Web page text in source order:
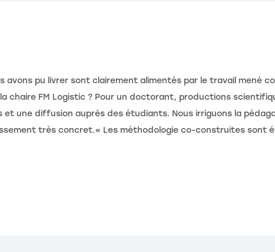
avons pu livrer sont clairement alimentés par le travail mené
chaire FM Logistic ? Pour un doctorant, productions
une diffusion auprès des étudiants. Nous irriguons la
très concret.« Les méthodologie co-construites sont